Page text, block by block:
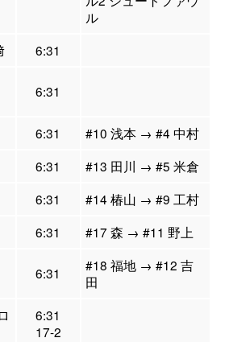
ル
6:31
6:31
6:31
#10 浅本 → #4 中村
6:31
#13 田川 → #5 米倉
6:31
#14 椿山 → #9 工村
6:31
#17 森 → #11 野上
6:31
#18 福地 → #12 吉
田
6:31
17-2